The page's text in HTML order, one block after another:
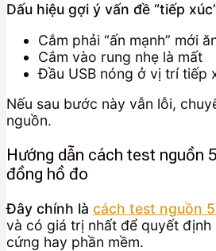
Dấu hiệu gợi ý vấn đề “tiếp
Cắm phải “ấn mạnh” mới
Cắm vào rung nhẹ là mất
Đầu USB nóng ở vị trí tiếp
Nếu sau bước này vẫn lỗi,
nguồn.
Hướng dẫn cách test nguồn
đồng hồ đo
Đây chính là cách test nguồn
và có giá trị nhất để quyết định
cứng hay phần mềm.